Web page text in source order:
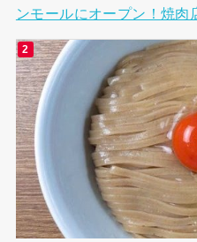
ンモールにオープン！焼肉